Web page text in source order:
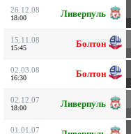
26.12.08
18:00 Ливерпуль
15.11.08
15:45 Болтон
02.03.08
16:30 Болтон
02.12.07
18:00 Ливерпуль
01.01.07